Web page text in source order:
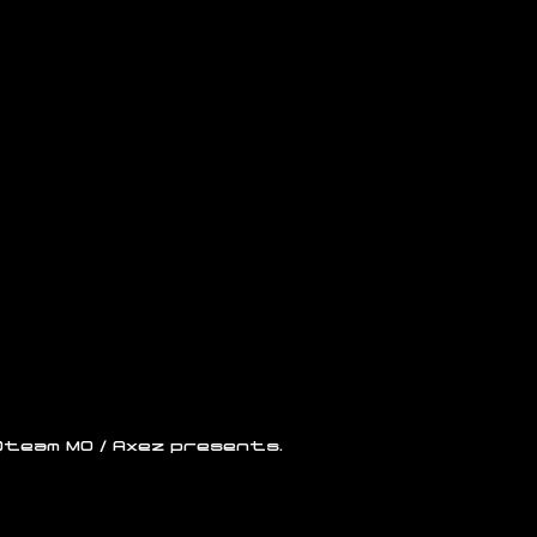
MO / Axez presents.